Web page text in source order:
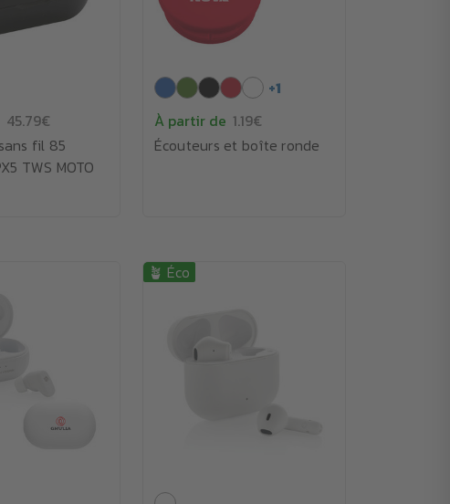
45.79€
fil 85
TWS MOTO
+1
À partir de 1.19€
Écouteurs et boîte ronde
🪴 Éco